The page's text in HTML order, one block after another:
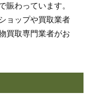
賑わっています。
ョップや買取業者
買取専門業者がお